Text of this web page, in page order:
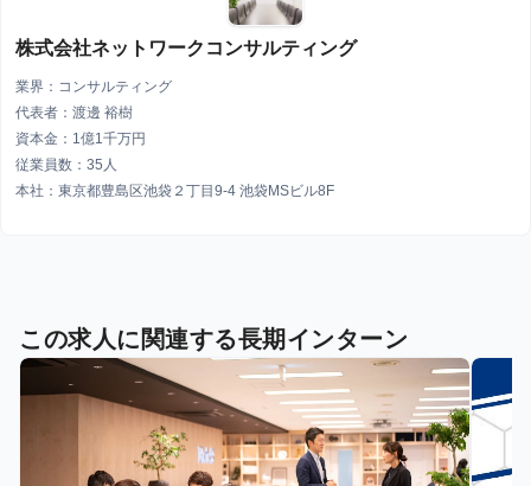
株式会社ネットワークコンサルティング
業界：コンサルティング
代表者：渡邊 裕樹
資本金：1億1千万円
従業員数：35人
本社：東京都豊島区池袋２丁目9-4 池袋MSビル8F
この求人に関連する長期インターン